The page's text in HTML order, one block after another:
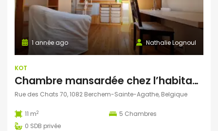
Nathalie Lognoul
1 année ago
KOT
Chambre mansardée chez l’habitant à Berchem-Sainte-Agathe
Rue des Chats 70, 1082 Berchem-Sainte-Agathe, Belgique
11 m2 5 Chambres
0 SDB privée